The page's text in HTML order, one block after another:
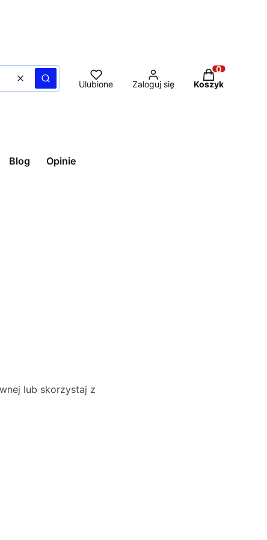
WyczyśćSzukaj Ulubione Zaloguj się
Produkty w
Koszyk
Blog Opinie
lub skorzystaj z